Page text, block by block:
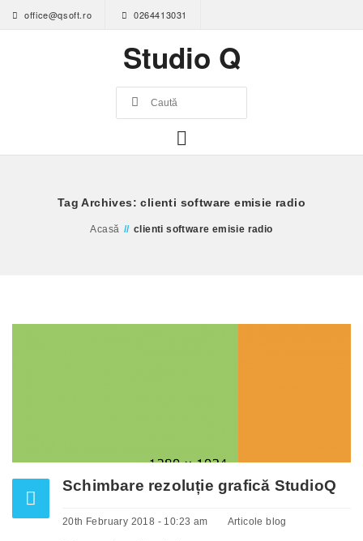
office@qsoft.ro 0264413031
Studio Q
Tag Archives: clienti software emisie radio
Acasă // clienti software emisie radio
Schimbare rezoluție grafică StudioQ
20th February 2018 - 10:23 am Articole blog